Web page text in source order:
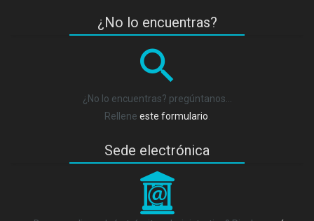
¿No lo encuentras?
¿No lo encuentras? pregúntanos…
Rellene este formulario
Sede electrónica
_